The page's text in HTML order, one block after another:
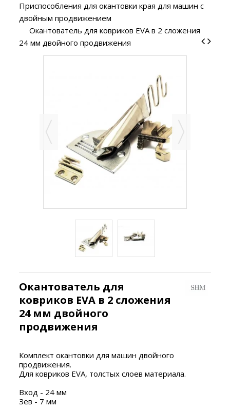
Приспособления для окантовки края для машин с
двойным продвижением
Окантователь для ковриков EVA в 2 сложения
24 мм двойного продвижения
Окантователь для
ковриков EVA в 2 сложения
24 мм двойного
продвижения
Комплект окантовки для машин двойного
продвижения.
Для ковриков EVA, толстых слоев материала.
Вход - 24 мм
Зев - 7 мм